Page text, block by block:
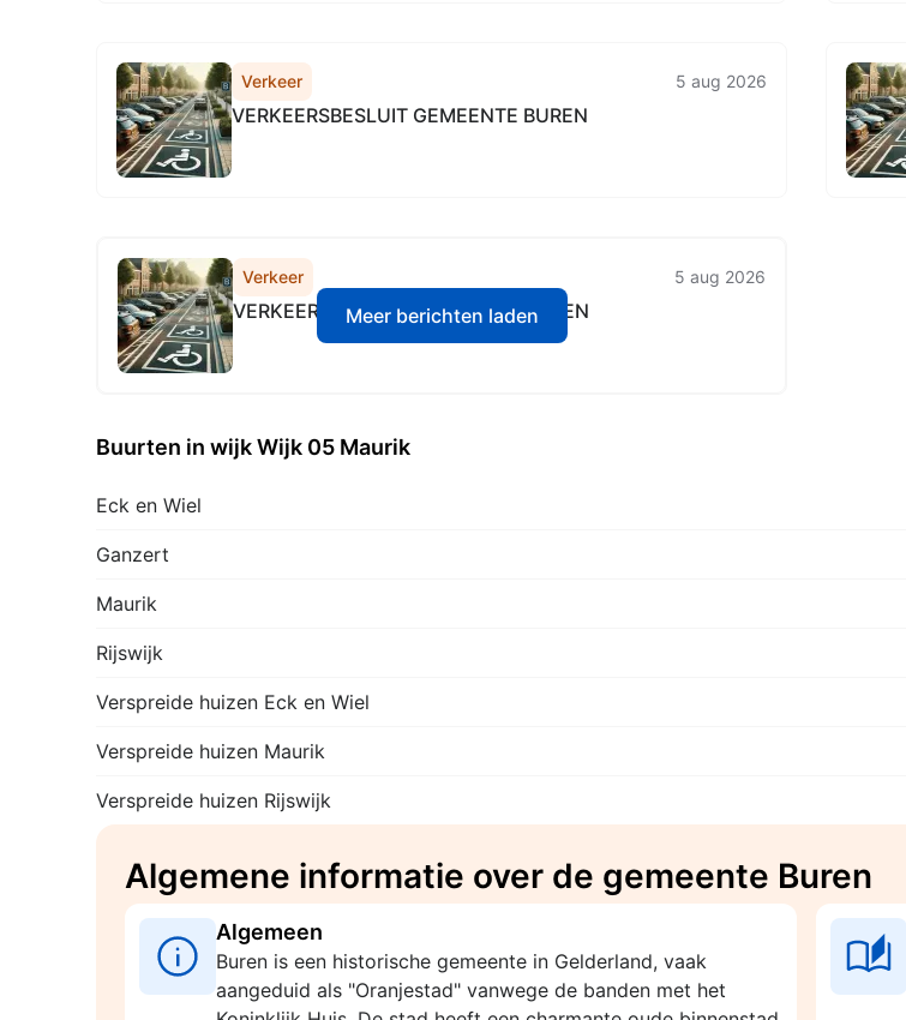
Verkeer 5 aug 2026
VERKEERSBESLUIT GEMEENTE BUREN
Verkeer 5 aug 2026
VERKEERSBESLUIT GEMEENTE BUREN
Meer berichten laden
Buurten in wijk Wijk 05 Maurik
Eck en Wiel
Ganzert
Maurik
Rijswijk
Verspreide huizen Eck en Wiel
Verspreide huizen Maurik
Verspreide huizen Rijswijk
Algemene informatie over de gemeente Buren
Algemeen
Buren is een historische gemeente in Gelderland, vaak
aangeduid als "Oranjestad" vanwege de banden met het